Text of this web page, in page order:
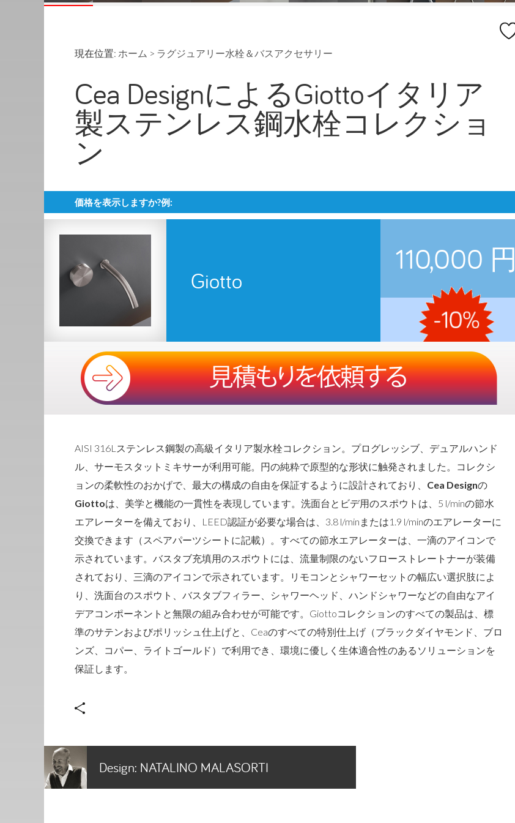
現在位置: ホーム > ラグジュアリー水栓＆バスアクセサリー
Cea DesignによるGiottoイタリア
製ステンレス鋼水栓コレクショ
ン
価格を表示しますか?例:
Giotto
110,000 円
AISI 316Lステンレス鋼製の高級イタリア製水栓コレクション。プログレッシブ、デュアルハンド
ル、サーモスタットミキサーが利用可能。円の純粋で原型的な形状に触発されました。コレクシ
ョンの柔軟性のおかげで、最大の構成の自由を保証するように設計されており、 Cea Designの
Giottoは、美学と機能の一貫性を表現しています。洗面台とビデ用のスポウトは、5 l/minの節水
エアレーターを備えており、LEED認証が必要な場合は、3.8 l/minまたは1.9 l/minのエアレーターに
交換できます（スペアパーツシートに記載）。すべての節水エアレーターは、一滴のアイコンで
示されています。バスタブ充填用のスポウトには、流量制限のないフローストレートナーが装備
されており、三滴のアイコンで示されています。リモコンとシャワーセットの幅広い選択肢によ
り、洗面台のスポウト、バスタブフィラー、シャワーヘッド、ハンドシャワーなどの自由なアイ
デアコンポーネントと無限の組み合わせが可能です。Giottoコレクションのすべての製品は、標
準のサテンおよびポリッシュ仕上げと、Ceaのすべての特別仕上げ（ブラックダイヤモンド、ブロ
ンズ、コパー、ライトゴールド）で利用でき、環境に優しく生体適合性のあるソリューションを
保証します。
Design: NATALINO MALASORTI